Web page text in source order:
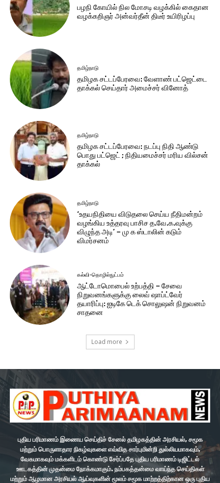
பழநி கோயில் நில மோசடி வழக்கில் கைதான
வழக்கறிஞர் அன்வர்தீன் திடீர் உயிரிழப்பு
தமிழ்நாடு
தமிழக சட்​டப்​பேர​வை: வேளாண் பட்​ஜெட்டை
தாக்கல் செய்தார் அமைச்சர் வினோத்
தமிழ்நாடு
தமிழக சட்டப்பேரவை: நடப்பு நிதி ஆண்​டு
பொது பட்ஜெட் ; நிதியமைச்சர் மரிய வில்சன்
தாக்​கல்
தமிழ்நாடு
‘உதயநிதியை விடுதலை செய்ய நீதிமன்றம்
வழங்கிய உத்தரவு பாசிச த.வே.க.வுக்கு
விழுந்த அடி’ – மு க ஸ்டாலின் கடும்
விமர்சனம்
கல்வி-தொழில்நுட்பம்
ஆட்டோமொபைல் உற்பத்தி – சேவை
நிறுவனங்களுக்கு லைவ் ஷாப்ட்வேர்
தயாரிப்பு: ஐடிகே டெக் சொலுஷன் நிறுவனம்
சாதனை
Load more
புதிய பரிமாணம் இணைய செய்திச் சேனல் தமிழகத்தின் அரசியல், சமூக
மற்றும் பொருளாதார நிகழ்வுகளை எவ்வித சார்புமின்றி துல்லியமாகவும்,
வேகமாகவும் மக்களிடம் கொண்டு சேர்ப்பதே புதிய பரிமாணம் டிஜிட்டல்
ஊடகத்தின் முதன்மை நோக்கமாகும். நம்பகத்தன்மை வாய்ந்த செய்திகள்
மற்றும் ஆழமான அரசியல் ஆய்வுகளின் மூலம் சமூக மாற்றத்திற்கான ஒரு புதிய